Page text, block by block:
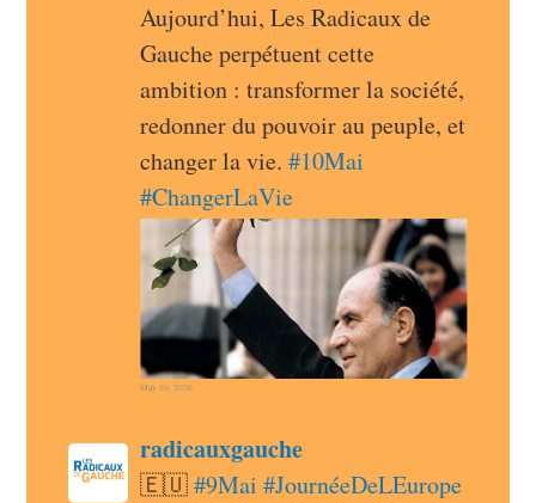
Aujourd’hui, Les Radicaux de
Gauche perpétuent cette
ambition : transformer la société,
redonner du pouvoir au peuple, et
changer la vie. #10Mai
#ChangerLaVie
May 10, 2026
radicauxgauche avatar
radicauxgauchepost
🇪🇺 #9Mai #JournéeDeLEurope